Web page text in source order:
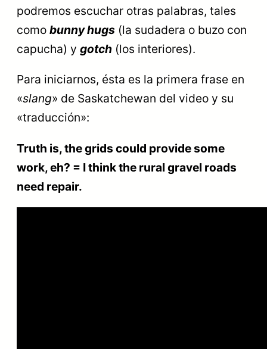
podremos escuchar otras palabras, tales
como bunny hugs (la sudadera o buzo con
capucha) y gotch (los interiores).
Para iniciarnos, ésta es la primera frase en
«slang» de Saskatchewan del video y su
«traducción»:
Truth is, the grids could provide some
work, eh? = I think the rural gravel roads
need repair.